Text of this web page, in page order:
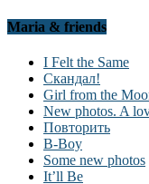
Maria & friends
I Felt the Same
Скандал!
Girl from the
New photos. A
Повторить
B-Boy
Some new photos
It’ll Be